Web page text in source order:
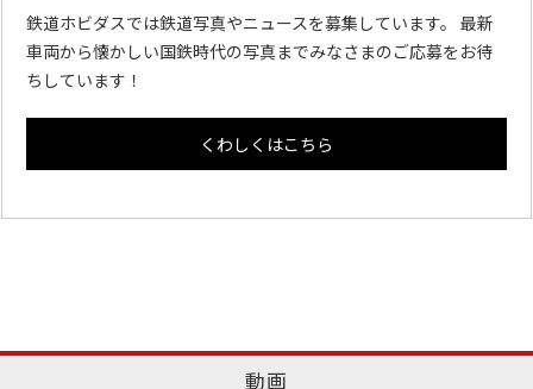
鉄道ホビダスでは鉄道写真やニュースを募集しています。 最新
車両から懐かしい国鉄時代の写真までみなさまのご応募をお待
ちしています！
くわしくはこちら
動画